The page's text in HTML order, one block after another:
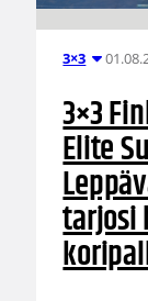
3×3
3×3
Elite
tarjosi